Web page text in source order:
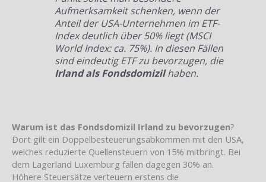
Aufmerksamkeit schenken, wenn der
Anteil der USA-Unternehmen im ETF-
Index deutlich über 50% liegt (MSCI
World Index: ca. 75%). In diesen Fällen
sind eindeutig ETF zu bevorzugen, die
Irland als Fondsdomizilhaben.
Warum ist das Fondsdomizil Irland zu bevorzugen?
Dort gilt ein Doppelbesteuerungsabkommen mit den USA,
welches reduzierte Quellensteuern von 15% mitbringt. Bei
dem Lagerland Luxemburg fallen dagegen 30% an.
Höhere Steuersätze verteuern erstens die